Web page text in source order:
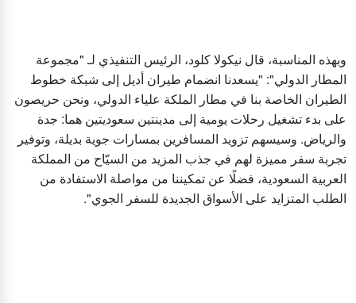
وبهذه المناسبة، قال نيكولا كلود، الرئيس التنفيذي لـ "مجموعة
المطار الدولي": "يسعدنا انضمام طيران أديل إلى شبكة خطوط
الطيران الخاصة بنا في مطار الملكة علياء الدولي، ونحن حريصون
على بدء تشغيل رحلات يومية إلى مدينتين سعوديتين هما: جدة
والرياض. وسيسهم تزويد المسافرين بمسارات جوية بديلة، وتوفير
تجربة سفر مميزة لهم في جذب المزيد من السيّاح من المملكة
العربية السعودية، فضلًا عن تمكيننا من مواصلة الاستفادة من
الطلب المتزايد على الأسواق الجديدة للسفر الجوي".